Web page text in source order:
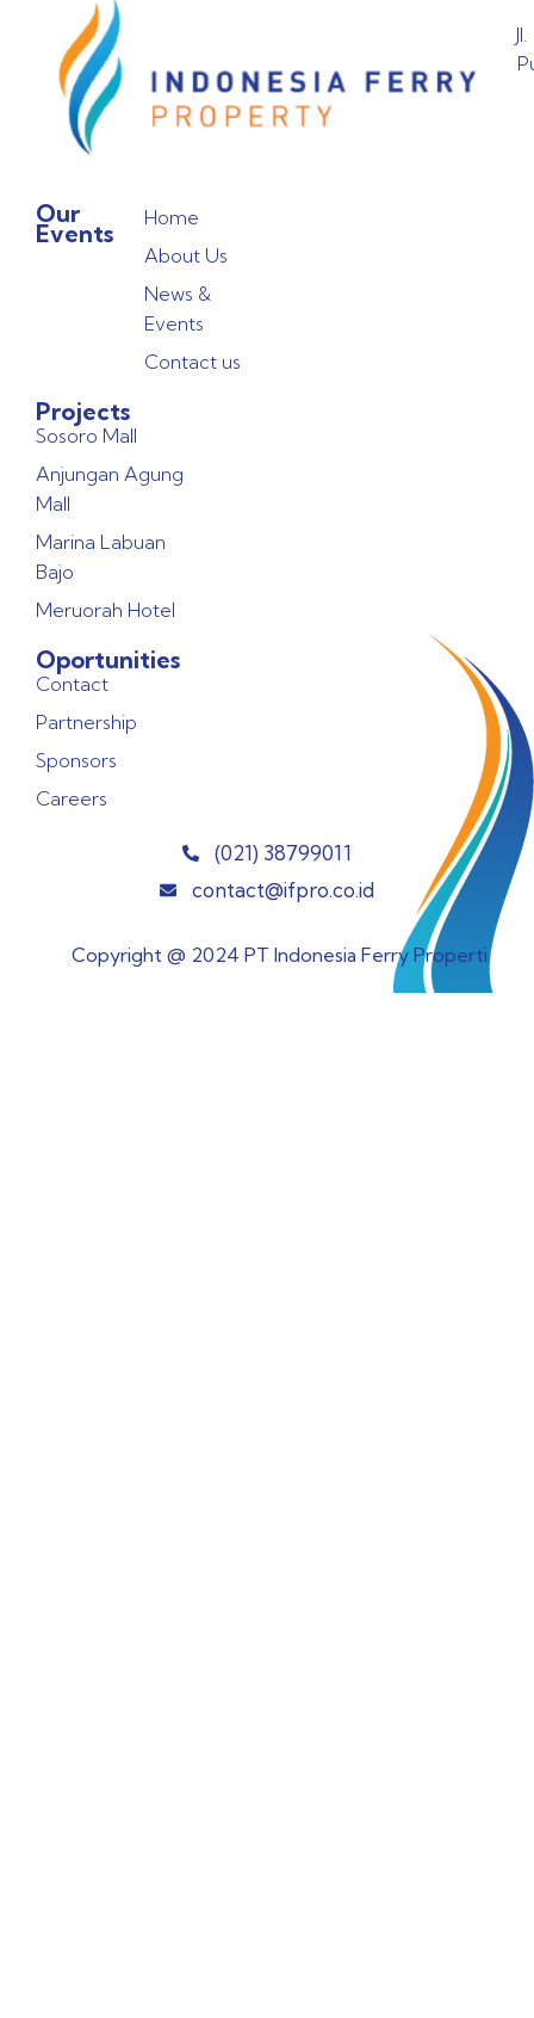
Our
Events
Home
About Us
News &
Events
Contact us
Projects
Sosoro Mall
Anjungan Agung
Mall
Marina Labuan
Bajo
Meruorah Hotel
Oportunities
Contact
Partnership
Sponsors
Careers
(021) 38799011
contact@ifpro.co.id
Copyright @ 2024 PT Indonesia Ferry Properti